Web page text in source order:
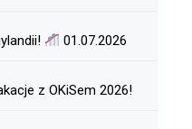
01.07.2026
z OKiSem 2026!